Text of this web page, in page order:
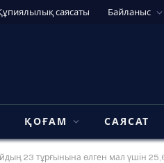
саясаты Байланыс
ҚОҒАМ САЯСАТ
23 тұрғынына өлген мал үшін 25,6